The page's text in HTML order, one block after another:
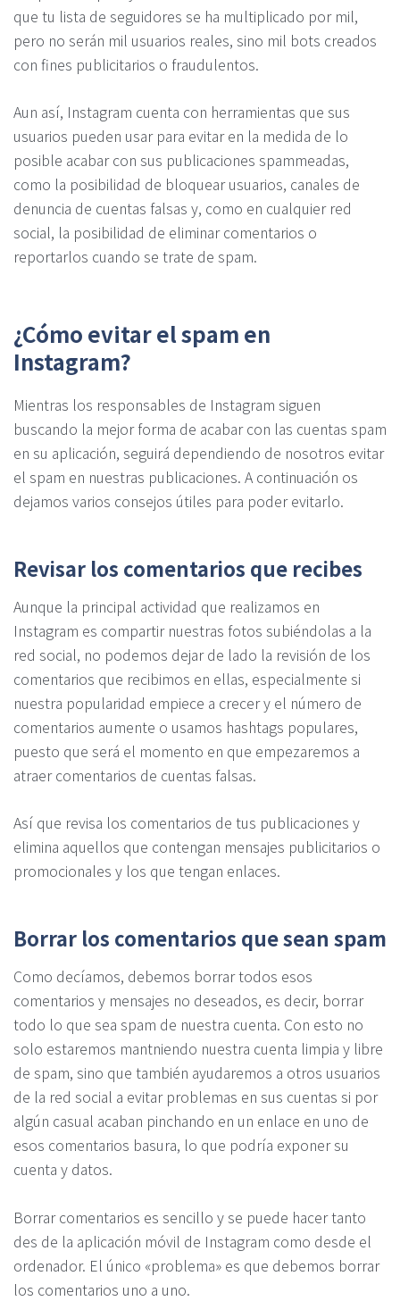
que tu lista de seguidores se ha multiplicado por mil,
pero no serán mil usuarios reales, sino mil bots creados
con fines publicitarios o fraudulentos.
Aun así, Instagram cuenta con herramientas que sus
usuarios pueden usar para evitar en la medida de lo
posible acabar con sus publicaciones spammeadas,
como la posibilidad de bloquear usuarios, canales de
denuncia de cuentas falsas y, como en cualquier red
social, la posibilidad de eliminar comentarios o
reportarlos cuando se trate de spam.
¿Cómo evitar el spam en
Instagram?
Mientras los responsables de Instagram siguen
buscando la mejor forma de acabar con las cuentas spam
en su aplicación, seguirá dependiendo de nosotros evitar
el spam en nuestras publicaciones. A continuación os
dejamos varios consejos útiles para poder evitarlo.
Revisar los comentarios que recibes
Aunque la principal actividad que realizamos en
Instagram es compartir nuestras fotos subiéndolas a la
red social, no podemos dejar de lado la revisión de los
comentarios que recibimos en ellas, especialmente si
nuestra popularidad empiece a crecer y el número de
comentarios aumente o usamos hashtags populares,
puesto que será el momento en que empezaremos a
atraer comentarios de cuentas falsas.
Así que revisa los comentarios de tus publicaciones y
elimina aquellos que contengan mensajes publicitarios o
promocionales y los que tengan enlaces.
Borrar los comentarios que sean spam
Como decíamos, debemos borrar todos esos
comentarios y mensajes no deseados, es decir, borrar
todo lo que sea spam de nuestra cuenta. Con esto no
solo estaremos mantniendo nuestra cuenta limpia y libre
de spam, sino que también ayudaremos a otros usuarios
de la red social a evitar problemas en sus cuentas si por
algún casual acaban pinchando en un enlace en uno de
esos comentarios basura, lo que podría exponer su
cuenta y datos.
Borrar comentarios es sencillo y se puede hacer tanto
des de la aplicación móvil de Instagram como desde el
ordenador. El único «problema» es que debemos borrar
los comentarios uno a uno.